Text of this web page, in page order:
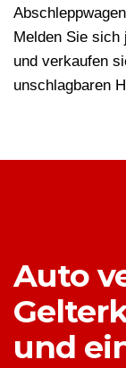
Melden Sie sich
und verkaufen
unschlagbaren
Auto
und